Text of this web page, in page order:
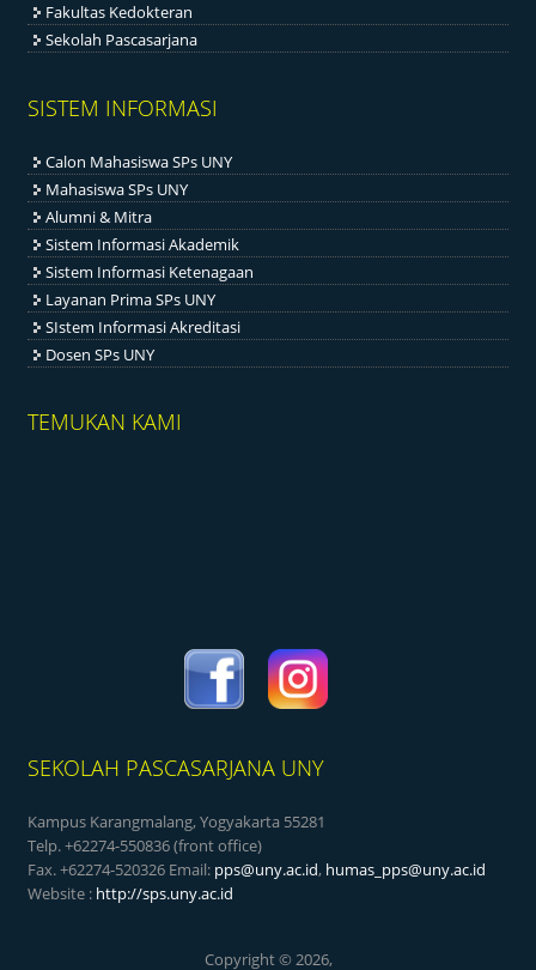
Fakultas Kedokteran
Sekolah Pascasarjana
SISTEM INFORMASI
Calon Mahasiswa SPs UNY
Mahasiswa SPs UNY
Alumni & Mitra
Sistem Informasi Akademik
Sistem Informasi Ketenagaan
Layanan Prima SPs UNY
SIstem Informasi Akreditasi
Dosen SPs UNY
TEMUKAN KAMI
SEKOLAH PASCASARJANA UNY
Kampus Karangmalang, Yogyakarta 55281
Telp. +62274-550836 (front office)
Fax. +62274-520326 Email: pps@uny.ac.id, humas_pps@uny.ac.id
Website : http://sps.uny.ac.id
Copyright © 2026,